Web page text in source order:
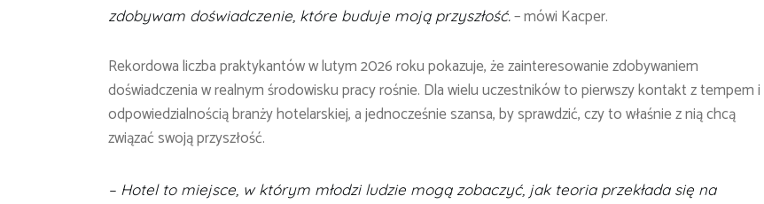
zdobywam doświadczenie, które buduje moją przyszłość.– mówi Kacper.
Rekordowa liczba praktykantów w lutym 2026 roku pokazuje, że zainteresowanie zdobywaniem
doświadczenia w realnym środowisku pracy rośnie. Dla wielu uczestników to pierwszy kontakt z tempem i
odpowiedzialnością branży hotelarskiej, a jednocześnie szansa, by sprawdzić, czy to właśnie z nią chcą
związać swoją przyszłość.
– Hotel to miejsce, w którym młodzi ludzie mogą zobaczyć, jak teoria przekłada się na